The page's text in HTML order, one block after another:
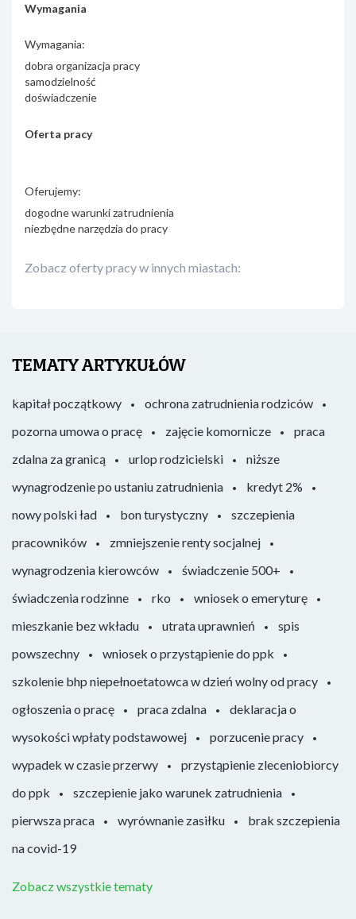
Wymagania
Wymagania:
dobra organizacja pracy
samodzielność
doświadczenie
Oferta pracy
Oferujemy:
dogodne warunki zatrudnienia
niezbędne narzędzia do pracy
Zobacz oferty pracy w innych miastach:
TEMATY ARTYKUŁÓW
kapitał początkowy
ochrona zatrudnienia rodziców
pozorna umowa o pracę
zajęcie komornicze
praca
zdalna za granicą
urlop rodzicielski
niższe
wynagrodzenie po ustaniu zatrudnienia
kredyt 2%
nowy polski ład
bon turystyczny
szczepienia
pracowników
zmniejszenie renty socjalnej
wynagrodzenia kierowców
świadczenie 500+
świadczenia rodzinne
rko
wniosek o emeryturę
mieszkanie bez wkładu
utrata uprawnień
spis
powszechny
wniosek o przystąpienie do ppk
szkolenie bhp niepełnoetatowca w dzień wolny od pracy
ogłoszenia o pracę
praca zdalna
deklaracja o
wysokości wpłaty podstawowej
porzucenie pracy
wypadek w czasie przerwy
przystąpienie zleceniobiorcy
do ppk
szczepienie jako warunek zatrudnienia
pierwsza praca
wyrównanie zasiłku
brak szczepienia
na covid-19
Zobacz wszystkie tematy